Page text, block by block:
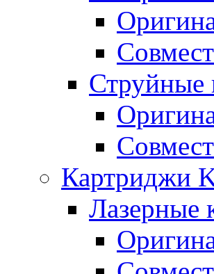
Струйные
Картриджи
Лазерные